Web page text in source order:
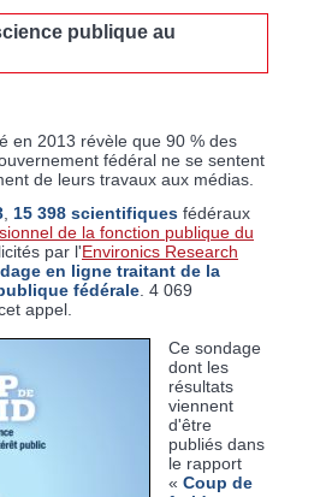
publique au
en 2013 révèle que 90 % des
fédéral ne se sentent
de leurs travaux aux médias.
15 398 scientifiques fédéraux
de la fonction publique du
par l'Environics Research
en ligne traitant de la
fédérale . 4 069
appel.
Ce sondage
dont les
résultats
viennent
d'être
publiés dans
le rapport
« Coup de